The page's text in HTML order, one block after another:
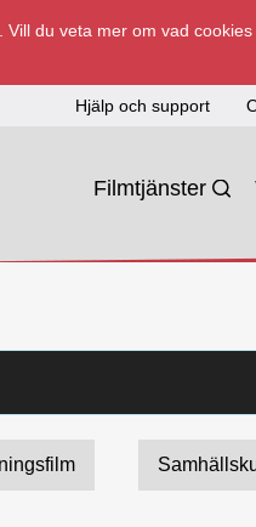
du veta mer om vad
Hjälp och support
Filmtjänster